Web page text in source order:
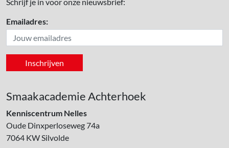
Emailadres:
Smaakacademie Achterhoek
Kenniscentrum Nelles
Oude Dinxperloseweg 74a
7064 KW Silvolde